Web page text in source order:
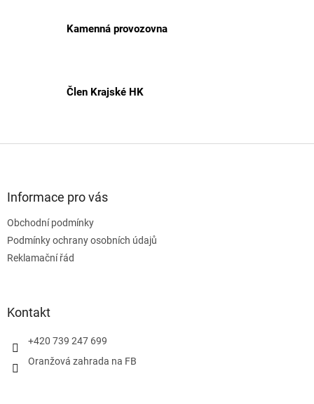
Kamenná provozovna
Člen Krajské HK
Informace pro vás
Obchodní podmínky
Podmínky ochrany osobních údajů
Reklamační řád
Kontakt
+420 739 247 699
Oranžová zahrada na FB